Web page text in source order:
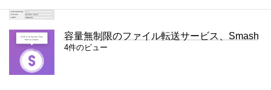
容量無制限のファイル転送サービス、Smash
4件のビュー